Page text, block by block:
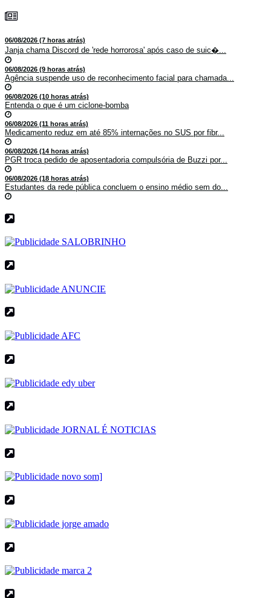
06/08/2026 (7 horas atrás)
Janja chama Discord de 'rede horrorosa' após caso de suic�...
06/08/2026 (9 horas atrás)
Agência suspende uso de reconhecimento facial para chamada...
06/08/2026 (10 horas atrás)
Entenda o que é um ciclone-bomba
06/08/2026 (11 horas atrás)
Medicamento reduz em até 85% internações no SUS por fibr...
06/08/2026 (14 horas atrás)
PGR troca pedido de aposentadoria compulsória de Buzzi por...
06/08/2026 (18 horas atrás)
Estudantes da rede pública concluem o ensino médio sem do...